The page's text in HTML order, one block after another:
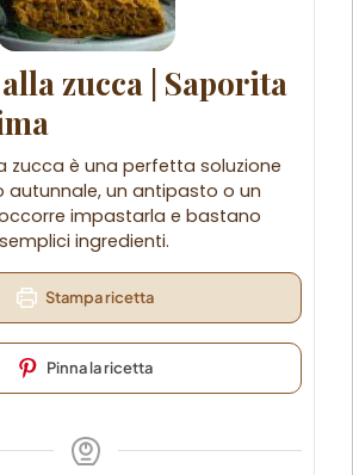
zucca | Saporita
zucca è una perfetta soluzione
autunnale, un antipasto o un
impastarla e bastano
ingredienti.
Stampa ricetta
Pinna la ricetta